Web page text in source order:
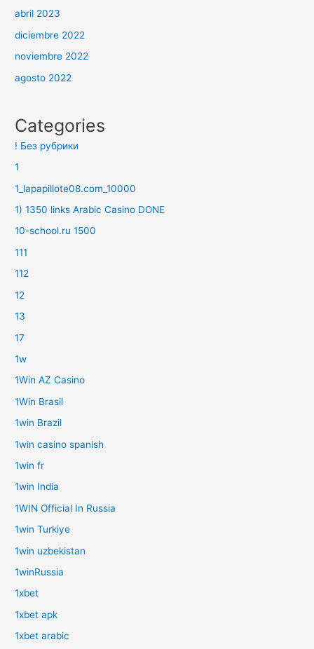
abril 2023
diciembre 2022
noviembre 2022
agosto 2022
Categories
! Без рубрики
1
1_lapapillote08.com_10000
1) 1350 links Arabic Casino DONE
10-school.ru 1500
111
112
12
13
17
1w
1Win AZ Casino
1Win Brasil
1win Brazil
1win casino spanish
1win fr
1win India
1WIN Official In Russia
1win Turkiye
1win uzbekistan
1winRussia
1xbet
1xbet apk
1xbet arabic